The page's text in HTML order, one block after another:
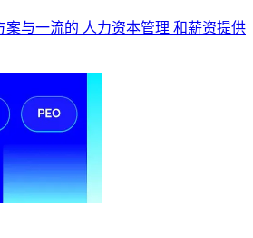
案与一流的 人力资本管理 和薪资提供